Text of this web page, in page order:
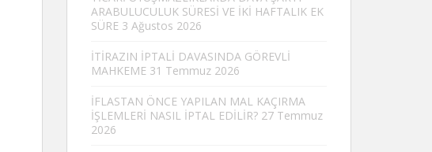
ARABULUCULUK SÜRESİ VE İKİ HAFTALIK EK
SÜRE 3 Ağustos 2026
İTİRAZIN İPTALİ DAVASINDA GÖREVLİ
MAHKEME 31 Temmuz 2026
İFLASTAN ÖNCE YAPILAN MAL KAÇIRMA
İŞLEMLERİ NASIL İPTAL EDİLİR? 27 Temmuz
2026